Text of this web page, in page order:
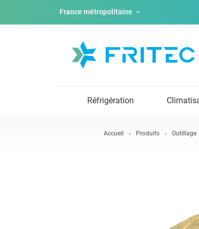
France métropolitaine
Réfrigération
Accueil Produits Outillage